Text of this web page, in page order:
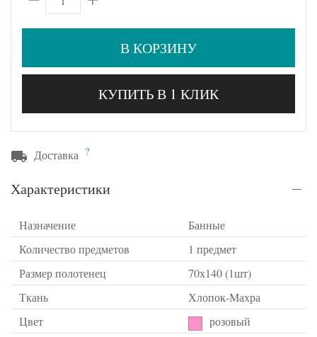
В КОРЗИНУ
КУПИТЬ В 1 КЛИК
Доставка ?
Характеристики
Назначение
Банные
Количество предметов
1 предмет
Размер полотенец
70х140 (1шт)
Ткань
Хлопок-Махра
Цвет
розовый